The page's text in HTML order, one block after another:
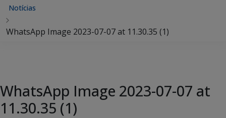
Notícias
WhatsApp Image 2023-07-07 at 11.30.35 (1)
WhatsApp Image 2023-07-07 at
11.30.35 (1)